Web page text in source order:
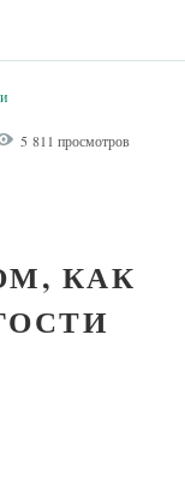
5 811 просмотров
КАК